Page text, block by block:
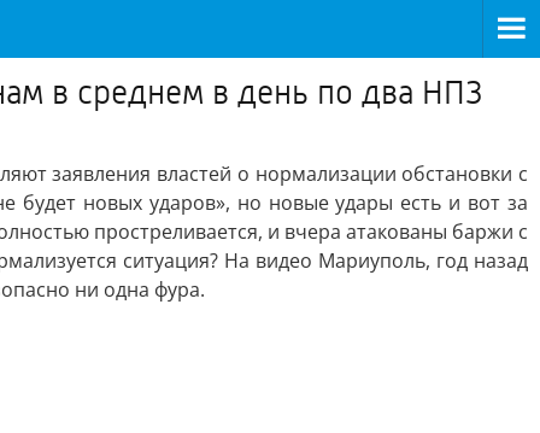
в среднем в день по два НПЗ
заявления властей о нормализации обстановки с
новых ударов», но новые удары есть и вот за
простреливается, и вчера атакованы баржи с
ситуация? На видео Мариуполь, год назад
ни одна фура.